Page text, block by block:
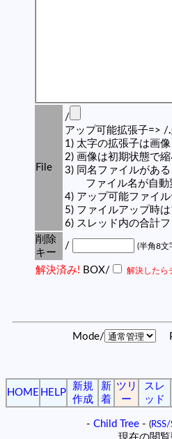
File
/
アップ可能拡張子=> /
1) 太字の拡張子は画
2) 画像は初期状態で
3) 同名ファイルがあ
ファイル名が自動
4) アップ可能ファイ
5) ファイルアップ時
6) スレッド内の合計
削除
キー
/ (半角8文
解決済み! BOX/ 解決したら
Mode/
HOME HELP
新規
作成
新
着
ツリ
ー
スレ
ッド
- Child Tree- (